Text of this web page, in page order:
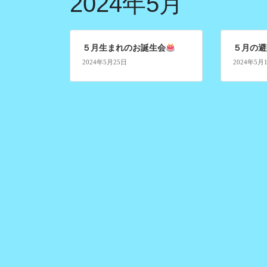
５月生まれのお誕生会
2024年5月25日
５月の
2024年5月